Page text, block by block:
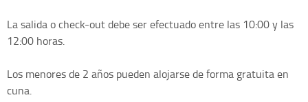
La salida o check-out debe ser efectuado entre las 10:00 y las
12:00 horas.
Los menores de 2 años pueden alojarse de forma gratuita en
cuna.